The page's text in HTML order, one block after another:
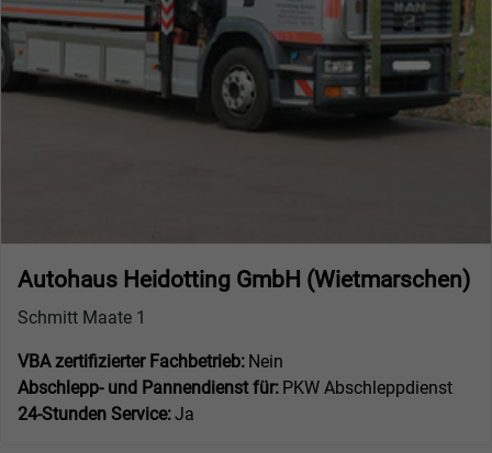
Autohaus Heidotting GmbH (Wietmarschen)
Schmitt Maate 1
VBA zertifizierter Fachbetrieb: Nein
Abschlepp- und Pannendienst für: PKW Abschleppdienst
24-Stunden Service:Ja